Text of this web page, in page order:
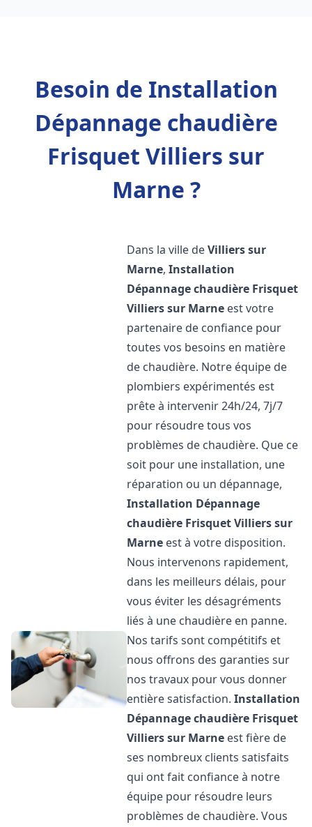
Besoin de Installation
Dépannage chaudière
Frisquet Villiers sur
Marne ?
Dans la ville deVilliers sur
Marne,Installation
Dépannage chaudière Frisquet
Villiers sur Marne est votre
partenaire de confiance pour
toutes vos besoins en matière
de chaudière. Notre équipe de
plombiers expérimentés est
prête à intervenir 24h/24, 7j/7
pour résoudre tous vos
problèmes de chaudière. Que ce
soit pour une installation, une
réparation ou un dépannage,
Installation Dépannage
chaudière FrisquetVilliers sur
Marne est à votre disposition.
Nous intervenons rapidement,
dans les meilleurs délais, pour
vous éviter les désagréments
liés à une chaudière en panne.
Nos tarifs sont compétitifs et
nous offrons des garanties sur
nos travaux pour vous donner
entière satisfaction.Installation
Dépannage chaudière Frisquet
Villiers sur Marne est fière de
ses nombreux clients satisfaits
qui ont fait confiance à notre
équipe pour résoudre leurs
problèmes de chaudière. Vous